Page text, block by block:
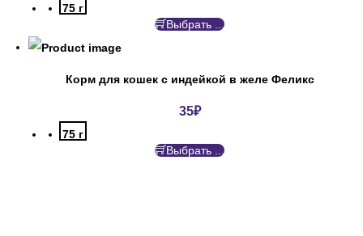
75 г
Выбрать ...
Корм для кошек с индейкой в желе Феликс
35₽
75 г
Выбрать ...